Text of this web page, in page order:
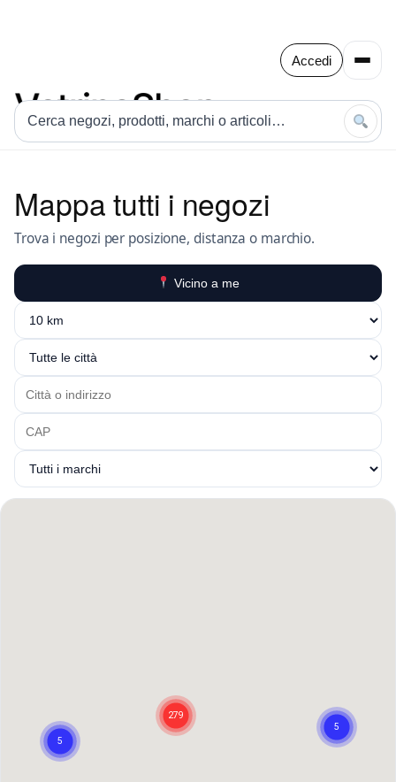
Accedi
Mappa tutti i negozi
Trova i negozi per posizione, distanza o marchio.
Vicino a me